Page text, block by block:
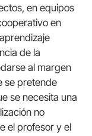
en equipos
en
de la
al margen
se pretende
se necesita una
no
el profesor y el